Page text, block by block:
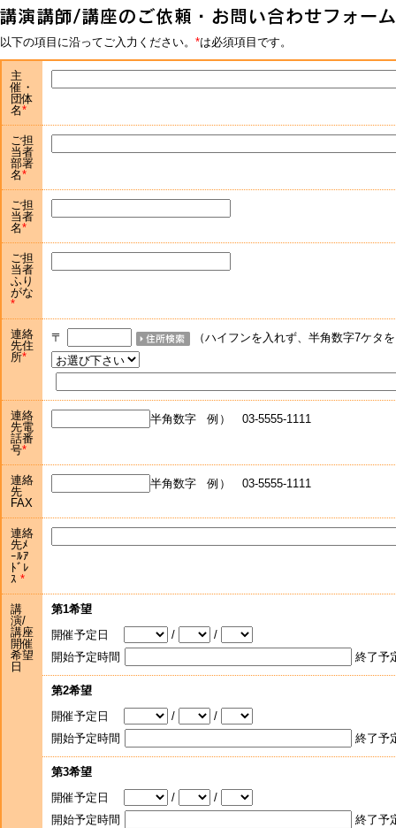
以下の項目に沿ってご入力ください。 は必須項目です。
主
催・
団体
名
ご担
当者
部署
名
ご担
当者
名
ご担
当者
ふり
がな
連絡
先住
所
〒 （ハイフンを入れず、半角数字7ケタ
連絡
先電
話番
号
半角数字 例） 03-5555-1111
連絡
先
FAX
半角数字 例） 03-5555-1111
連絡
先ﾒ
ｰﾙｱ
ﾄﾞﾚ
ｽ
講
演/
講座
開催
希望
日
第1希望
開催予定日
/
/
開始予定時間
終了予
第2希望
開催予定日
/
/
開始予定時間
終了予
第3希望
開催予定日
/
/
開始予定時間
終了予